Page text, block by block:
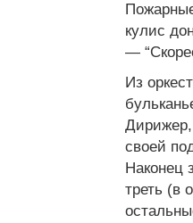
кулис
—
Из
своей
Наконец
треть (в